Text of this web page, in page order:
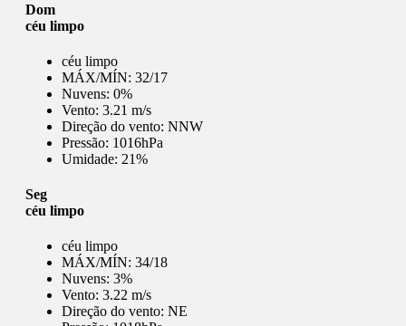
Dom
céu limpo
céu limpo
MÁX/MÍN: 32/17
Nuvens: 0%
Vento: 3.21 m/s
Direção do vento: NNW
Pressão: 1016hPa
Umidade: 21%
Seg
céu limpo
céu limpo
MÁX/MÍN: 34/18
Nuvens: 3%
Vento: 3.22 m/s
Direção do vento: NE